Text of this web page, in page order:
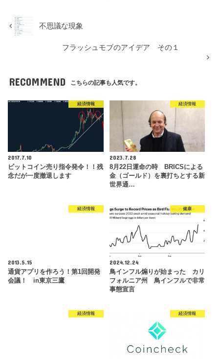
不思議な現象
フラッシュモブのアイデア その１
RECOMMEND こちらの記事も人気です。
経済情報
2017.7.10
ビットコイン売り指令発令！！残
念だが一度撤退します
経済情報
2023.7.28
8月22日運命の時 BRICSによる
金（ゴールド）を裏打ちとする新
世界通…
経済情報
2013.5.15
通貨アプリを作ろう！第1回開発
会議！ in東京三鷹
健康
2024.12.24
鳥インフル煽りが始まった カリ
フォルニア州 鳥インフルで非常
事態宣言
経済情報 経済情報